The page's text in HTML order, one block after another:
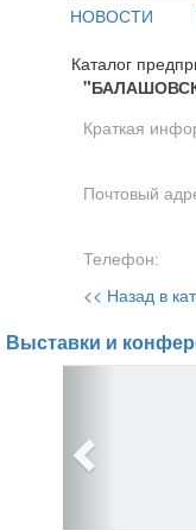
НОВОСТИ
Каталог
Краткая
Почтовый
Телефон:
<< Назад в
Выставки и